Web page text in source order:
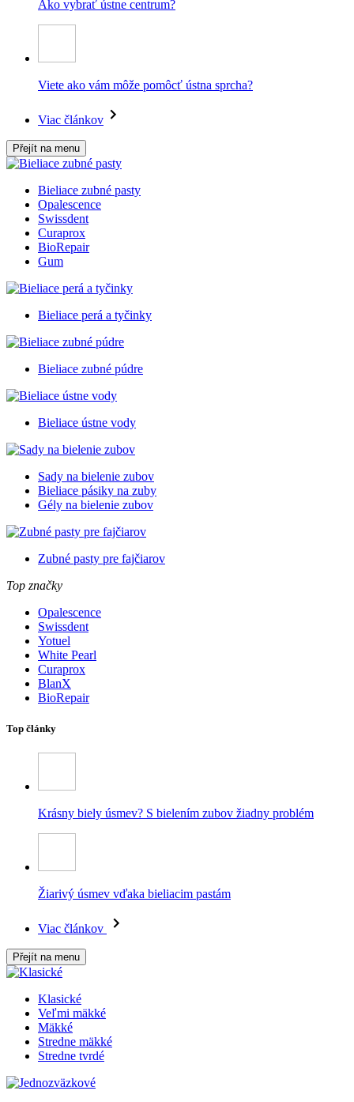
Ako vybrať ústne centrum?
Viete ako vám môže pomôcť ústna sprcha?
Viac článkov
Přejít na menu
Bieliace zubné pasty
Opalescence
Swissdent
Curaprox
BioRepair
Gum
Bieliace perá a tyčinky
Bieliace zubné púdre
Bieliace ústne vody
Sady na bielenie zubov
Bieliace pásiky na zuby
Gély na bielenie zubov
Zubné pasty pre fajčiarov
Top značky
Opalescence
Swissdent
Yotuel
White Pearl
Curaprox
BlanX
BioRepair
Top články
Krásny biely úsmev? S bielením zubov žiadny problém
Žiarivý úsmev vďaka bieliacim pastám
Viac článkov
Přejít na menu
Klasické
Veľmi mäkké
Mäkké
Stredne mäkké
Stredne tvrdé